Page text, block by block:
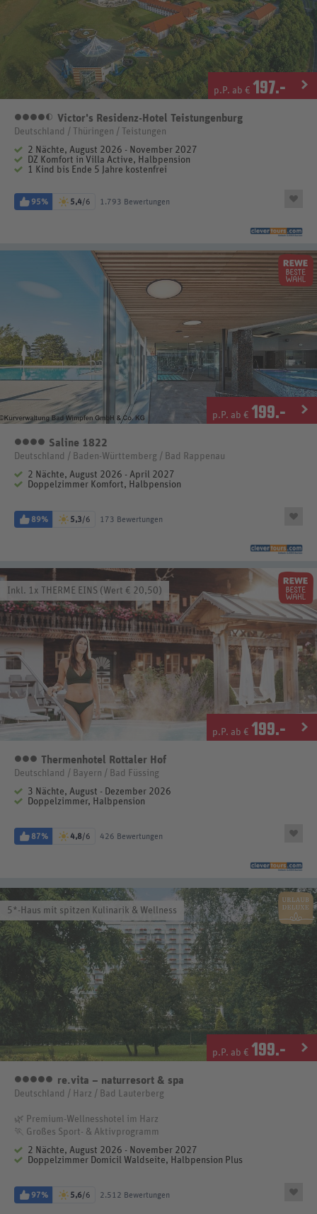
p.P. ab € 197.-
4,5 Sterne
Victor's Residenz-Hotel Teistungenburg
Deutschland / Thüringen / Teistungen
2 Nächte, August 2026 - November 2027
DZ Komfort in Villa Active, Halbpension
1 Kind bis Ende 5 Jahre kostenfrei
95% 5,4/6 1.793 Bewertungen
p.P. ab € 199.-
4 Sterne
Saline 1822
Deutschland / Baden-Württemberg / Bad Rappenau
2 Nächte, August 2026 - April 2027
Doppelzimmer Komfort, Halbpension
89% 5,3/6 173 Bewertungen
Inkl. 1x THERME EINS (Wert € 20,50)
p.P. ab € 199.-
3 Sterne
Thermenhotel Rottaler Hof
Deutschland / Bayern / Bad Füssing
3 Nächte, August - Dezember 2026
Doppelzimmer, Halbpension
87% 4,8/6 426 Bewertungen
5*-Haus mit spitzen Kulinarik & Wellness
p.P. ab € 199.-
5 Sterne
re.vita – naturresort & spa
Deutschland / Harz / Bad Lauterberg
🌿 Premium-Wellnesshotel im Harz
🏃 Großes Sport- & Aktivprogramm
2 Nächte, August 2026 - November 2027
Doppelzimmer Domicil Waldseite, Halbpension Plus
97% 5,6/6 2.512 Bewertungen